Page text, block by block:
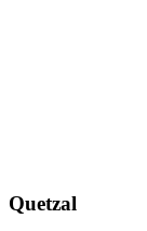
Quetzal